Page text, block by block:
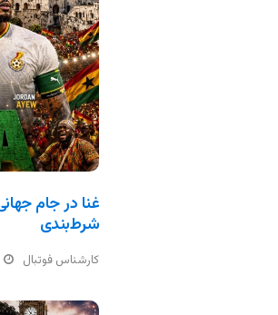
شرط‌بندی
کارشناس فوتبال